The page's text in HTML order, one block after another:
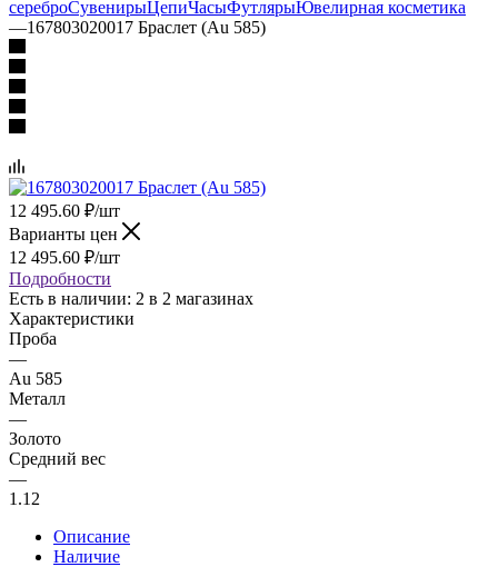
сереброСувенирыЦепиЧасыФутлярыЮвелирная косметика
—167803020017 Браслет (Au 585)
12 495.60 ₽/шт
Варианты цен
12 495.60 ₽/шт
Подробности
Есть в наличии: 2 в 2 магазинах
Характеристики
Проба
—
Au 585
Металл
—
Золото
Средний вес
—
1.12
Описание
Наличие